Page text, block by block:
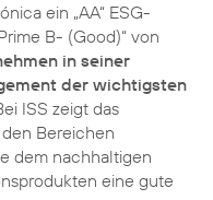
ein „AA“ ESG-
B- (Good)“ von
in seiner
der wichtigsten
ISS zeigt das
Bereichen
dem nachhaltigen
eine gute